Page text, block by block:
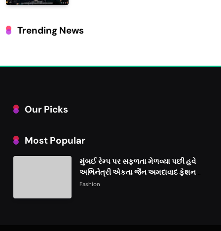
Trending News
Our Picks
Most Popular
મુંબઈ રેમ્પ પર સફળતા મેળવ્યા પછી હવે
અભિનેત્રી એકતા જૈન અમદાવાદ ફેશન
વીકમાં પોતાની પ્રતિભા પ્રદર્શિત કરશે
Fashion